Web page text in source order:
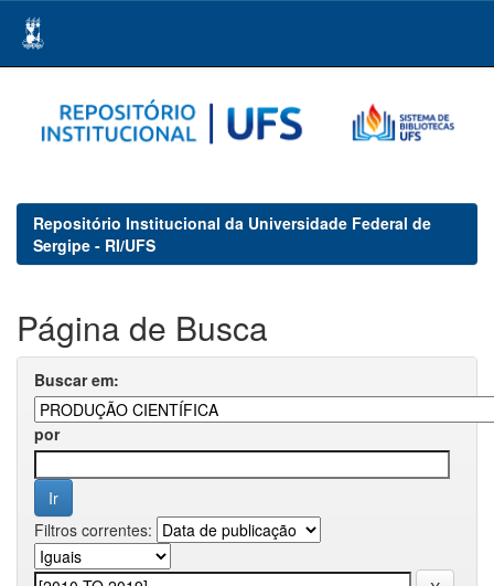
navigation
Repositório Institucional da Universidade Federal de
Sergipe - RI/UFS
Página de Busca
Buscar em:
por
Filtros correntes: